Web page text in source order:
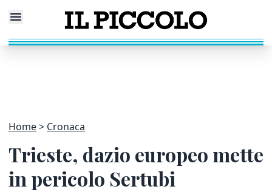
Home Cronaca
Trieste, dazio europeo mette
in pericolo Sertubi